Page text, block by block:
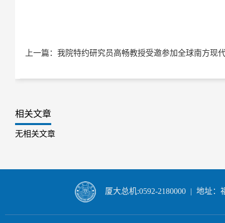
相关文章
无相关文章
厦大总机:0592-2180000 | 地址：